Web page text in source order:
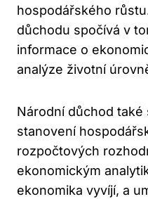
hospodářského
důchodu spočívá v
informace o
analýze životní
Národní důchod také
stanovení
rozpočtových
ekonomickým
ekonomika vyvíjí, a